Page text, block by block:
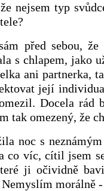
nejsem typ
před sebou,
s chlapem, jako
ani partnerka,
její
Docela rád
tak omezený, že
noc s
co víc, cítil jsem
ji očividně
Nemyslím morálně